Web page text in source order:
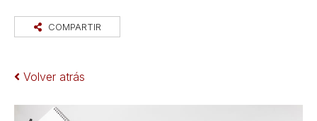
COMPARTIR
Volver atrás